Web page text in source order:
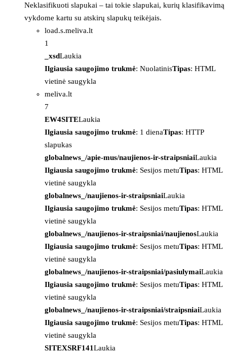
Neklasifikuoti slapukai – tai tokie slapukai, kurių klasifikavimą
vykdome kartu su atskirų slapukų teikėjais.
load.s.meliva.lt
1
_xsdLaukia
Ilgiausia saugojimo trukmė: NuolatinisTipas: HTML
vietinė saugykla
meliva.lt
7
EW4SITELaukia
Ilgiausia saugojimo trukmė: 1 dienaTipas: HTTP
slapukas
globalnews_/apie-mus/naujienos-ir-straipsniaiLaukia
Ilgiausia saugojimo trukmė: Sesijos metuTipas: HTML
vietinė saugykla
globalnews_/naujienos-ir-straipsniaiLaukia
Ilgiausia saugojimo trukmė: Sesijos metuTipas: HTML
vietinė saugykla
globalnews_/naujienos-ir-straipsniai/naujienosLaukia
Ilgiausia saugojimo trukmė: Sesijos metuTipas: HTML
vietinė saugykla
globalnews_/naujienos-ir-straipsniai/pasiulymaiLaukia
Ilgiausia saugojimo trukmė: Sesijos metuTipas: HTML
vietinė saugykla
globalnews_/naujienos-ir-straipsniai/straipsniaiLaukia
Ilgiausia saugojimo trukmė: Sesijos metuTipas: HTML
vietinė saugykla
SITEXSRF141Laukia